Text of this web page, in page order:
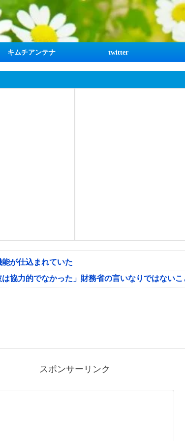
キムチアンテナ twitter
が仕込まれていた
協力的でなかった」財務省の言いなりではない
スポンサーリンク